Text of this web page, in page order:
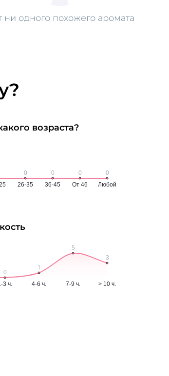
ни одного похожего аромата
возраста?